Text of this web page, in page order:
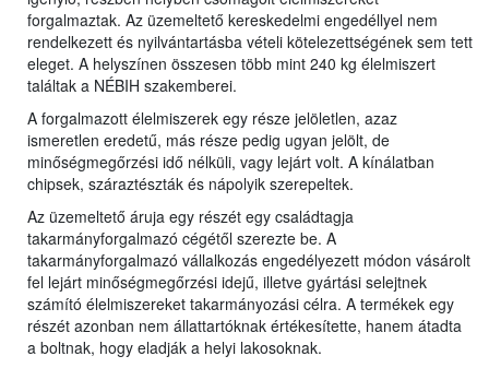
forgalmaztak. Az üzemeltető kereskedelmi engedéllyel nem
rendelkezett és nyilvántartásba vételi kötelezettségének sem tett
eleget. A helyszínen összesen több mint 240 kg élelmiszert
találtak a NÉBIH szakemberei.
A forgalmazott élelmiszerek egy része jelöletlen, azaz
ismeretlen eredetű, más része pedig ugyan jelölt, de
minőségmegőrzési idő nélküli, vagy lejárt volt. A kínálatban
chipsek, száraztészták és nápolyik szerepeltek.
Az üzemeltető áruja egy részét egy családtagja
takarmányforgalmazó cégétől szerezte be. A
takarmányforgalmazó vállalkozás engedélyezett módon vásárolt
fel lejárt minőségmegőrzési idejű, illetve gyártási selejtnek
számító élelmiszereket takarmányozási célra. A termékek egy
részét azonban nem állattartóknak értékesítette, hanem átadta
a boltnak, hogy eladják a helyi lakosoknak.